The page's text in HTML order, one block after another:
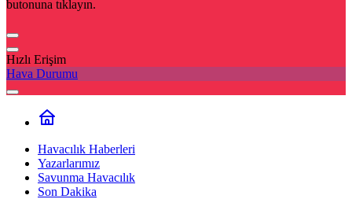
butonuna tıklayın.
Hızlı Erişim
Hava Durumu
Havacılık Haberleri
Yazarlarımız
Savunma Havacılık
Son Dakika